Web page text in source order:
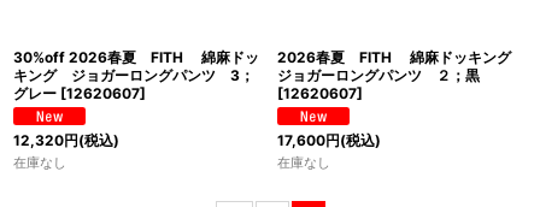
30%off 2026春夏 FITH 綿麻ドッ
キング ジョガーロングパンツ 3；
グレー [12620607]
12,320円(税込)
在庫なし
2026春夏 FITH 綿麻ドッキング
ジョガーロングパンツ ２；黒
[12620607]
17,600円(税込)
在庫なし